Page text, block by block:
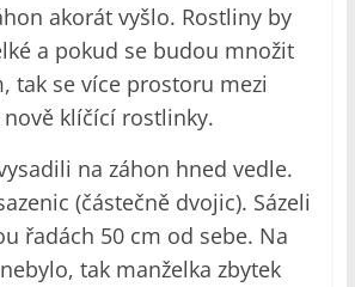
akorát vyšlo. Rostliny by
a pokud se budou množit
tak se více prostoru mezi
klíčící rostlinky.
na záhon hned vedle.
(částečně dvojic). Sázeli
řadách 50 cm od sebe. Na
tak manželka zbytek